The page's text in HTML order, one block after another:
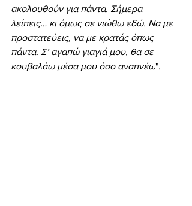
ακολουθούν για πάντα. Σήμερα
λείπεις… κι όμως σε νιώθω εδώ. Να με
προστατεύεις, να με κρατάς όπως
πάντα. Σ’ αγαπώ γιαγιά μου, θα σε
κουβαλάω μέσα μου όσο αναπνέω".